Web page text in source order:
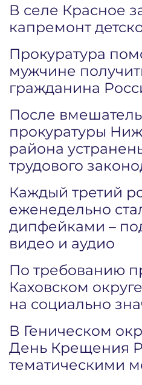
В селе Красное
капремонт
Прокуратура
мужчине
гражданина
После
прокуратуры
района
трудового
Каждый третий
еженедельно
дипфейками –
видео и аудио
По требованию
Каховском
на социально
В Геническом
День Крещения
тематическими